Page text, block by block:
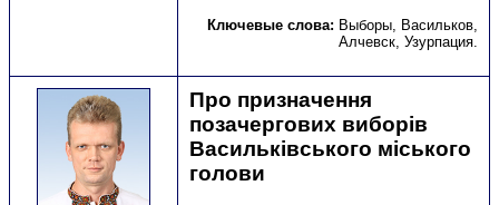
Ключевые слова: Выборы Васильков
Алчевск Узурпация
Про призначення
позачергових виборів
Васильківського міського
голови